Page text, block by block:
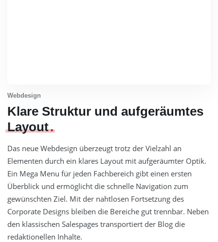
Webdesign
Klare Struktur und aufgeräumtes
Layout
Das neue Webdesign überzeugt trotz der Vielzahl an
Elementen durch ein klares Layout mit aufgeräumter Optik.
Ein Mega Menu für jeden Fachbereich gibt einen ersten
Überblick und ermöglicht die schnelle Navigation zum
gewünschten Ziel. Mit der nahtlosen Fortsetzung des
Corporate Designs bleiben die Bereiche gut trennbar. Neben
den klassischen Salespages transportiert der Blog die
redaktionellen Inhalte.